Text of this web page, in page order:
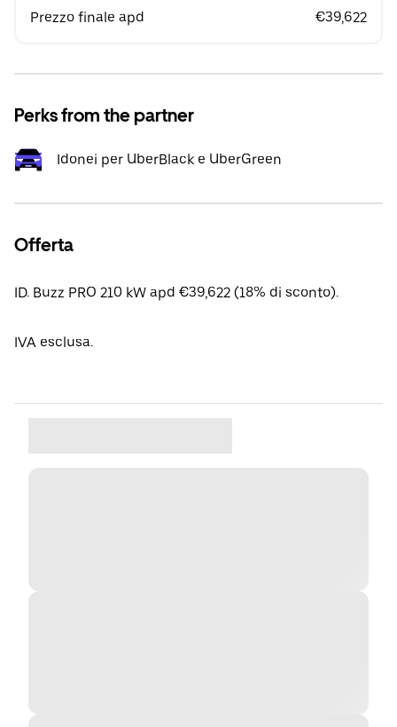
Prezzo finale apd €39,622
Perks from the partner
Idonei per UberBlack e UberGreen
Offerta
ID. Buzz PRO 210 kW apd €39,622 (18% di sconto).
IVA esclusa.